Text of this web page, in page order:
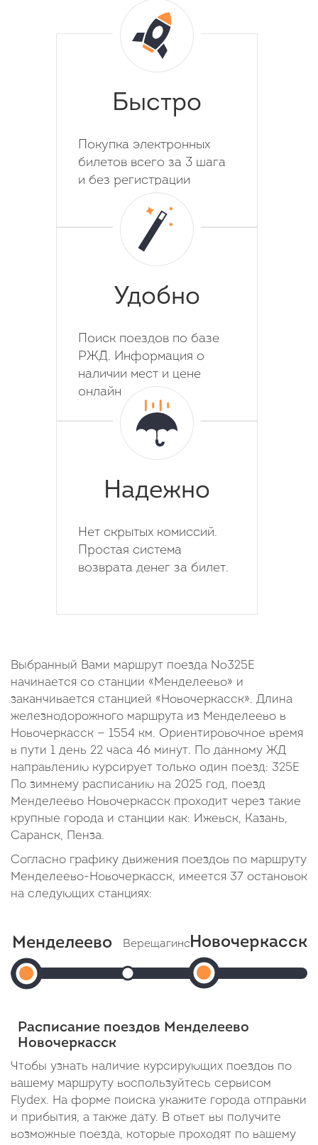
Быстро
Покупка электронных
билетов всего за 3 шага
и без регистрации
Удобно
Поиск поездов по базе
РЖД. Информация о
наличии мест и цене
онлайн
Надежно
Нет скрытых комиссий.
Простая система
возврата денег за билет.
Выбранный Вами маршрут поезда №325Е
начинается со станции «Менделеево» и
заканчивается станцией «Новочеркасск». Длина
железнодорожного маршрута из Менделеево в
Новочеркасск — 1554 км. Ориентировочное время
в пути 1 день 22 часа 46 минут. По данному ЖД
направлению курсирует только один поезд: 325Е
По зимнему расписанию на 2025 год, поезд
Менделеево Новочеркасск проходит через такие
крупные города и станции как: Ижевск, Казань,
Саранск, Пенза.
Согласно графику движения поездов по маршруту
Менделеево-Новочеркасск, имеется 37 остановок
на следующих станциях:
Менделеево
Менделеево
Отправление:
Верещагино
Прибытие: 01:52
Отправление: 01:54
В пути: 30 минут
Кез
Прибытие: 01:02
Отправление: 01:04
Чепца
Новочеркасск
Прибытие:
В
пути:
1
день
22
Расписание поездов Менделеево
Новочеркасск
Чтобы узнать наличие курсирующих поездов по
вашему маршруту воспользуйтесь сервисом
Flydex. На форме поиска укажите города отправки
и прибытия, а также дату. В ответ вы получите
возможные поезда, которые проходят по вашему